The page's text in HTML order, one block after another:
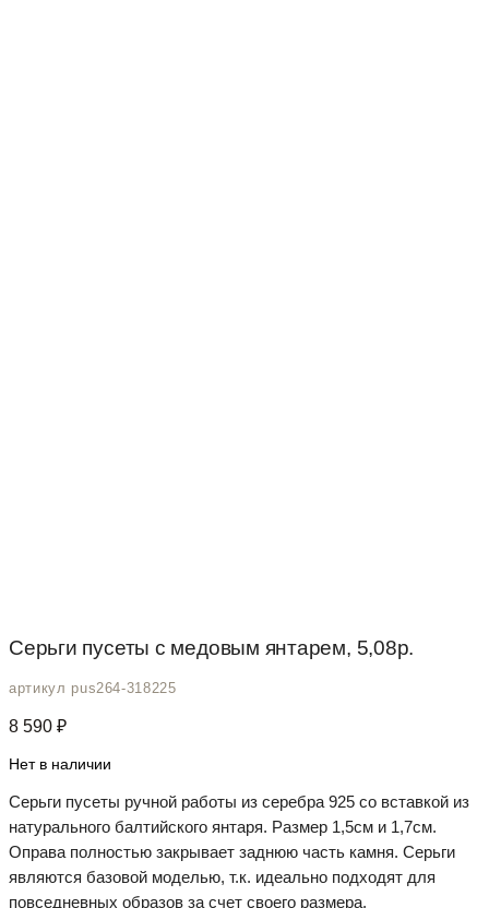
Серьги пусеты с медовым янтарем, 5,08р.
артикул pus264-318225
8 590 ₽
Нет в наличии
Серьги пусеты ручной работы из серебра 925 со вставкой из
натурального балтийского янтаря. Размер 1,5см и 1,7см.
Оправа полностью закрывает заднюю часть камня. Серьги
являются базовой моделью, т.к. идеально подходят для
повседневных образов за счет своего размера.